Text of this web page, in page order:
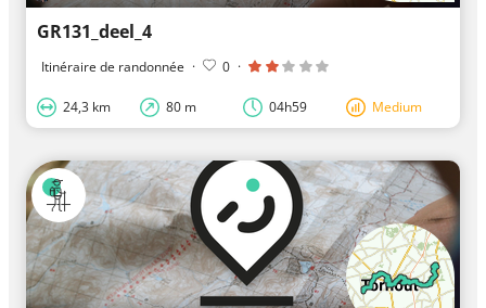
GR131_deel_4
Itinéraire de randonnée · 0 ·
24,3 km 80 m 04h59 Medium